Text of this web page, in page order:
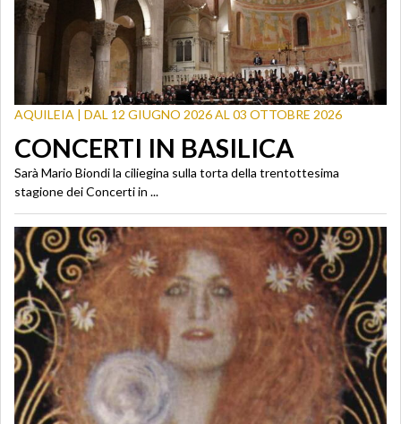
AQUILEIA | DAL 12 GIUGNO 2026 AL 03 OTTOBRE 2026
CONCERTI IN BASILICA
Sarà Mario Biondi la ciliegina sulla torta della trentottesima
stagione dei Concerti in ...